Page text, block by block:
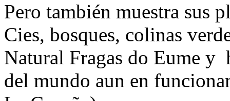
Pero también muestra sus
Cies, bosques, colinas
Natural Fragas do Eume y
del mundo aun en